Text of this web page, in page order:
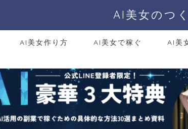
AI美女のつ
AI美女作り方 AI美女で稼ぐ AI美